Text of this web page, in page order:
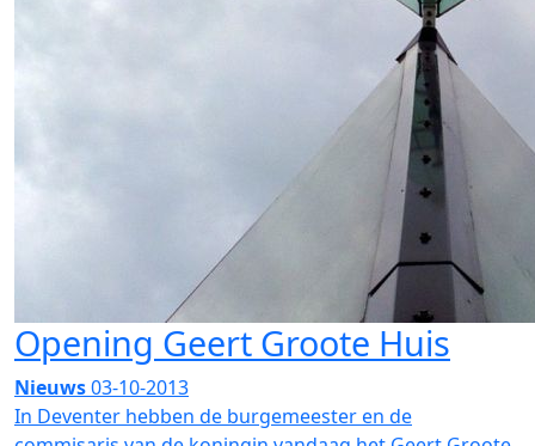
Opening Geert Groote Huis
Nieuws03-10-2013
In Deventer hebben de burgemeester en de